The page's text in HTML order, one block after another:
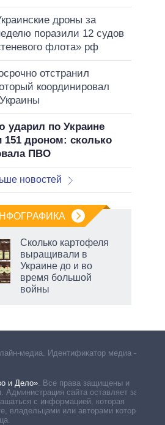
дроны за
поразили 12 судов
флота» рф
отстранил
координировал
ударил по Украине
151 дроном: сколько
ПВО
новостей
Сколько картофеля
выращивали в
Украине до и во
время большой
войны
медиа. Идентификатор медиа –
и Дело» Все права защищены и
Администрация сайта оставляет за
с информацией, которая
владельцами или авторами которой